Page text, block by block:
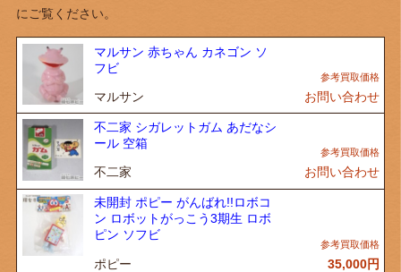
にご覧ください。
マルサン 赤ちゃん カネゴン ソ
フビ
マルサン お問い合わせ
不二家 シガレットガム あだなシ
ール 空箱
不二家 お問い合わせ
未開封 ポピー がんばれ!!ロボコ
ン ロボットがっこう3期生 ロボ
ピン ソフビ
ポピー 35,000円